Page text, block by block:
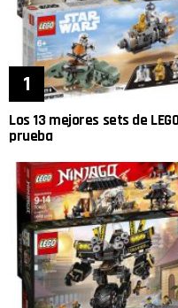
Los 13 mejores sets de
prueba